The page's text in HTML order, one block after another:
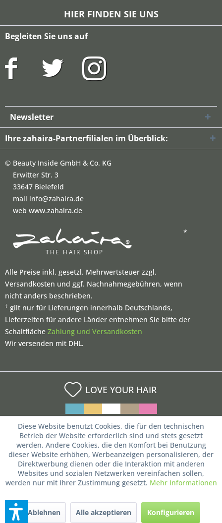
HIER FINDEN SIE UNS
Begleiten Sie uns auf
Newsletter
Ihre zahaira-Partnerfilialen im Überblick:
© Beauty Inside GmbH & Co. KG
Erwitter Str. 3
33647 Bielefeld
mail info@zahaira.de
web www.zahaira.de
*
Alle Preise inkl. gesetzl. Mehrwertsteuer zzgl.
Versandkosten und ggf. Nachnahmegebühren, wenn
nicht anders beschrieben.
† gilt nur für Lieferungen innerhalb Deutschlands,
Lieferzeiten für andere Länder entnehmen Sie bitte der
Schaltfläche Zahlung und Versandkosten
Wir versenden mit DHL.
LOVE YOUR HAIR
Diese Website benutzt Cookies, die für den technischen
Betrieb der Website erforderlich sind und stets gesetzt
werden. Andere Cookies, die den Komfort bei Benutzung
dieser Website erhöhen, Werbeanzeigen personalisieren, der
Direktwerbung dienen oder die Interaktion mit anderen
Websites und sozialen Netzwerken vereinfachen sollen,
werden nur mit Ihrer Zustimmung gesetzt. Mehr Informationen
Ablehnen Alle akzeptieren Konfigurieren